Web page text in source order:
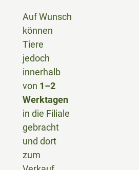
Auf Wunsch
können
Tiere
jedoch
innerhalb
von 1–2
Werktagen
in die Filiale
gebracht
und dort
zum